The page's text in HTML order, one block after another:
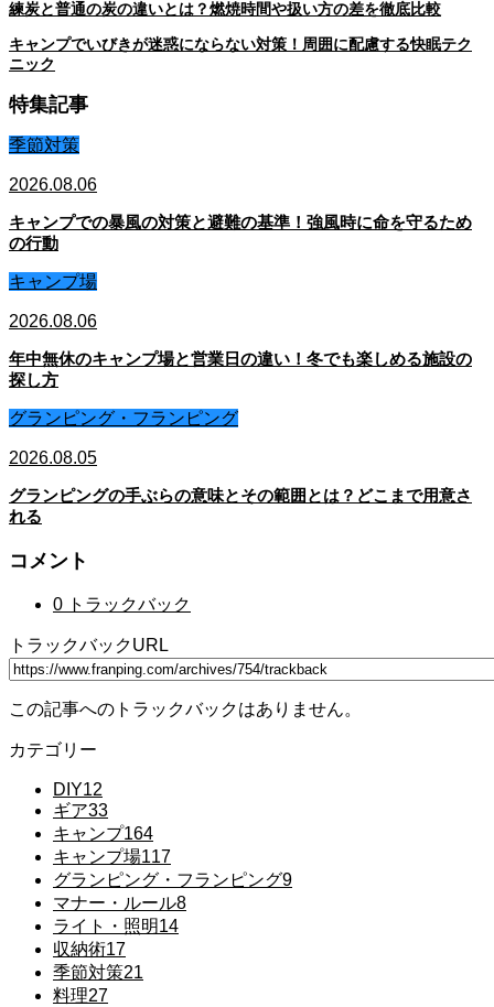
練炭と普通の炭の違いとは？燃焼時間や扱い方の差を徹底比較
キャンプでいびきが迷惑にならない対策！周囲に配慮する快眠テク
ニック
特集記事
季節対策
2026.08.06
キャンプでの暴風の対策と避難の基準！強風時に命を守るため
の行動
キャンプ場
2026.08.06
年中無休のキャンプ場と営業日の違い！冬でも楽しめる施設の
探し方
グランピング・フランピング
2026.08.05
グランピングの手ぶらの意味とその範囲とは？どこまで用意さ
れる
コメント
0 トラックバック
トラックバックURL
この記事へのトラックバックはありません。
カテゴリー
DIY12
ギア33
キャンプ164
キャンプ場117
グランピング・フランピング9
マナー・ルール8
ライト・照明14
収納術17
季節対策21
料理27